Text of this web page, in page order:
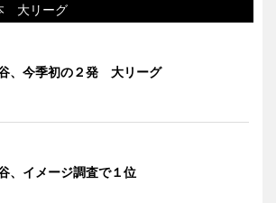
大リーグ
、今季初の２発 大リーグ
、イメージ調査で１位